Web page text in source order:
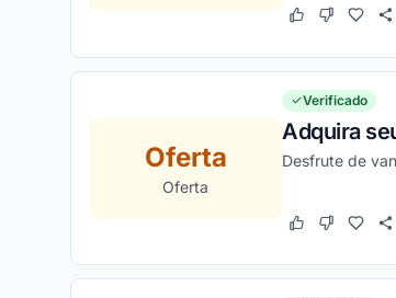
Este cupom
Este
Oferta
Oferta
Verificado
Adquira
Desfrute de
Este cupom
Este